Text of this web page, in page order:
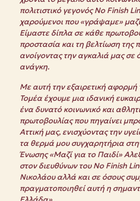
πολιτιστικό γεγονός No Finish
χαρούμενοι που «γράψαμε»
Είμαστε δίπλα σε κάθε
προστασία και τη βελτίωση της
ανοίγοντας την αγκαλιά μας σε
ανάγκη.
Με αυτή την εξαιρετική
Τομέα έχουμε μια ιδανική
ένα δυνατό κοινωνικό και
πρωτοβουλίας που πηγαίνει
Αττική μας, ενισχύοντας την
τα θερμά μου συγχαρητήρια
Ένωσης «Μαζί για το Παιδί»
στον διευθύνων του No Finish
Νικολάου αλλά και σε όσους
πραγματοποιηθεί αυτή η